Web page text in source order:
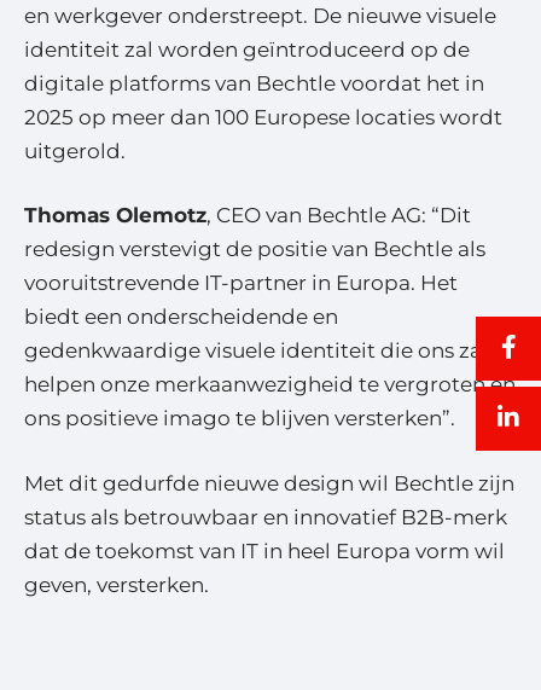
en werkgever onderstreept. De nieuwe visuele
identiteit zal worden geïntroduceerd op de
digitale platforms van Bechtle voordat het in
2025 op meer dan 100 Europese locaties wordt
uitgerold.
Thomas Olemotz, CEO van Bechtle AG: “Dit
redesign verstevigt de positie van Bechtle als
vooruitstrevende IT-partner in Europa. Het
biedt een onderscheidende en
gedenkwaardige visuele identiteit die ons zal
helpen onze merkaanwezigheid te vergroten en
ons positieve imago te blijven versterken”.
Met dit gedurfde nieuwe design wil Bechtle zijn
status als betrouwbaar en innovatief B2B-merk
dat de toekomst van IT in heel Europa vorm wil
geven, versterken.